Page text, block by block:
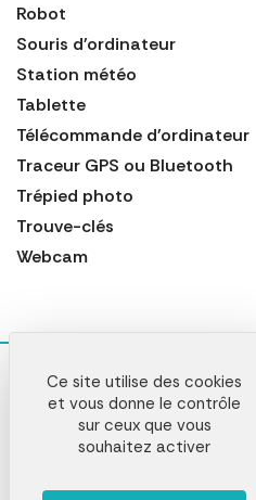
Robot
Souris d'ordinateur
Station météo
Tablette
Télécommande d'ordinateur
Traceur GPS ou Bluetooth
Trépied photo
Trouve-clés
Webcam
NOS PRODUITS
Ce site utilise des cookies
et vous donne le contrôle
sur ceux que vous
souhaitez activer